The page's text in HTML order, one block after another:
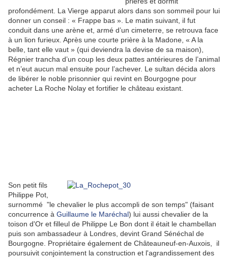
profondément. La Vierge apparut alors dans son sommeil pour lui
donner un conseil : « Frappe bas ». Le matin suivant, il fut
conduit dans une arène et, armé d’un cimeterre, se retrouva face
à un lion furieux. Après une courte prière à la Madone, « A la
belle, tant elle vaut » (qui deviendra la devise de sa maison),
Régnier trancha d’un coup les deux pattes antérieures de l’animal
et n’eut aucun mal ensuite pour l’achever. Le sultan décida alors
de libérer le noble prisonnier qui revint en Bourgogne pour
acheter La Roche Nolay et fortifier le château existant.
Son petit fils
Philippe Pot,
surnommé "le chevalier le plus accompli de son temps" (faisant
concurrence à Guillaume le Maréchal) lui aussi chevalier de la
toison d'Or et filleul de Philippe Le Bon dont il était le chambellan
puis son ambassadeur à Londres, devint Grand Sénéchal de
Bourgogne. Propriétaire également de Châteauneuf-en-Auxois, il
poursuivit conjointement la construction et l'agrandissement des